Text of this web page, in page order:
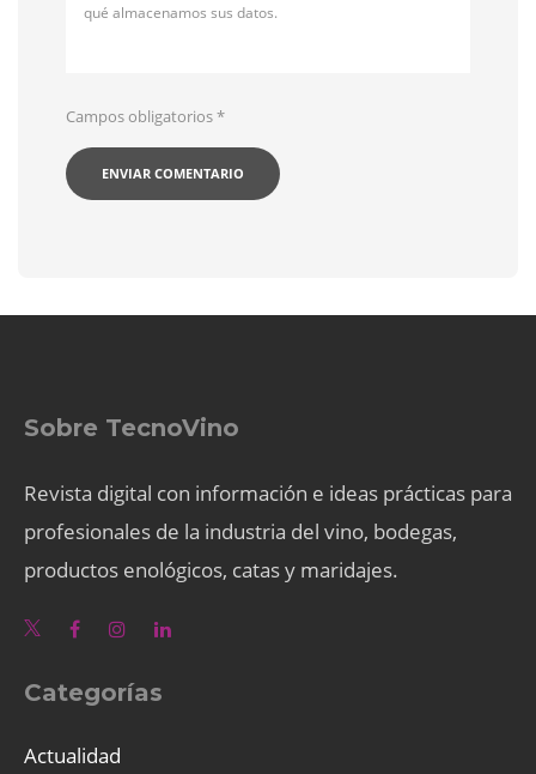
qué almacenamos sus datos.
Campos obligatorios*
Sobre TecnoVino
Revista digital con información e ideas prácticas para
profesionales de la industria del vino, bodegas,
productos enológicos, catas y maridajes.
Categorías
Actualidad